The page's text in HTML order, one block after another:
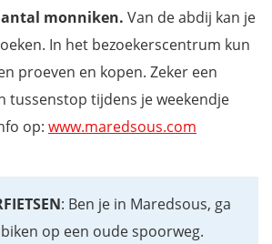
monniken. Van de abdij kan je
In het bezoekerscentrum kun
proeven en kopen. Zeker een
tussenstop tijdens je weekendje
op: www.maredsous.com
: Ben je in Maredsous, ga
op een oude spoorweg.